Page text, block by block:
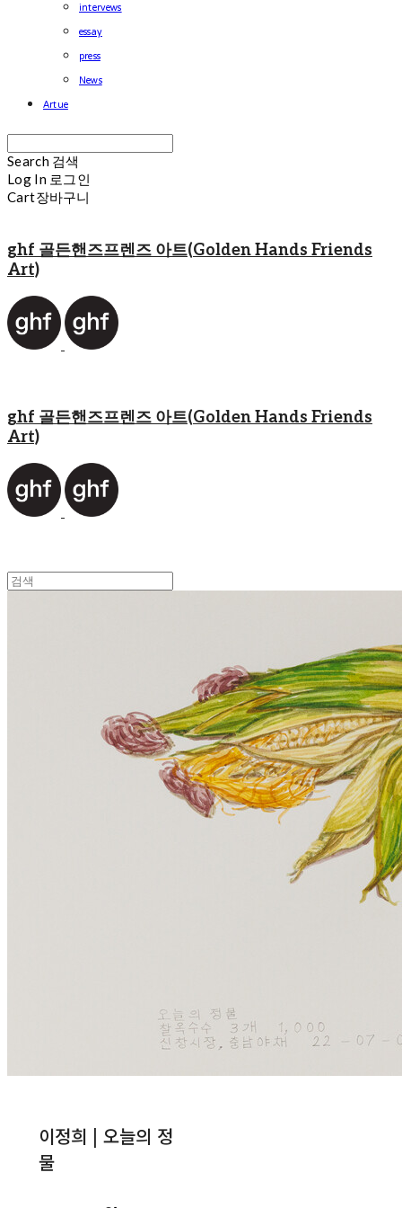
intervews
essay
press
News
Artue
Search 검색
Log In 로그인
Cart장바구니
ghf 골든핸즈프렌즈 아트(Golden Hands Friends
Art)
ghf 골든핸즈프렌즈 아트(Golden Hands Friends
Art)
이정희 | 오늘의 정
물